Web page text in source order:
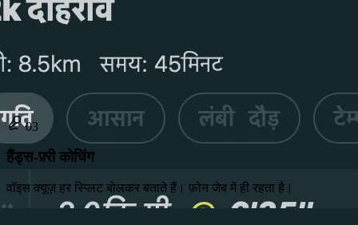
03
हैंड्स-फ़्री कोचिंग
वॉइस क्यूज़ हर स्प्लिट बोलकर बताते हैं। फ़ोन जेब में ही रहता है।